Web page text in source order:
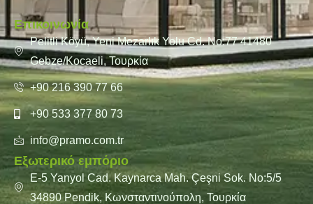
Επικοινωνία
Pelitli Köyü, Yeni Mezarlık Yolu Cd. No:77 41480
Gebze/Kocaeli, Τουρκία
+90 216 390 77 66
+90 533 377 80 73
info@pramo.com.tr
Εξωτερικό εμπόριο
E-5 Yanyol Cad. Kaynarca Mah. Çeşni Sok. No:5/5
34890 Pendik, Κωνσταντινούπολη, Τουρκία